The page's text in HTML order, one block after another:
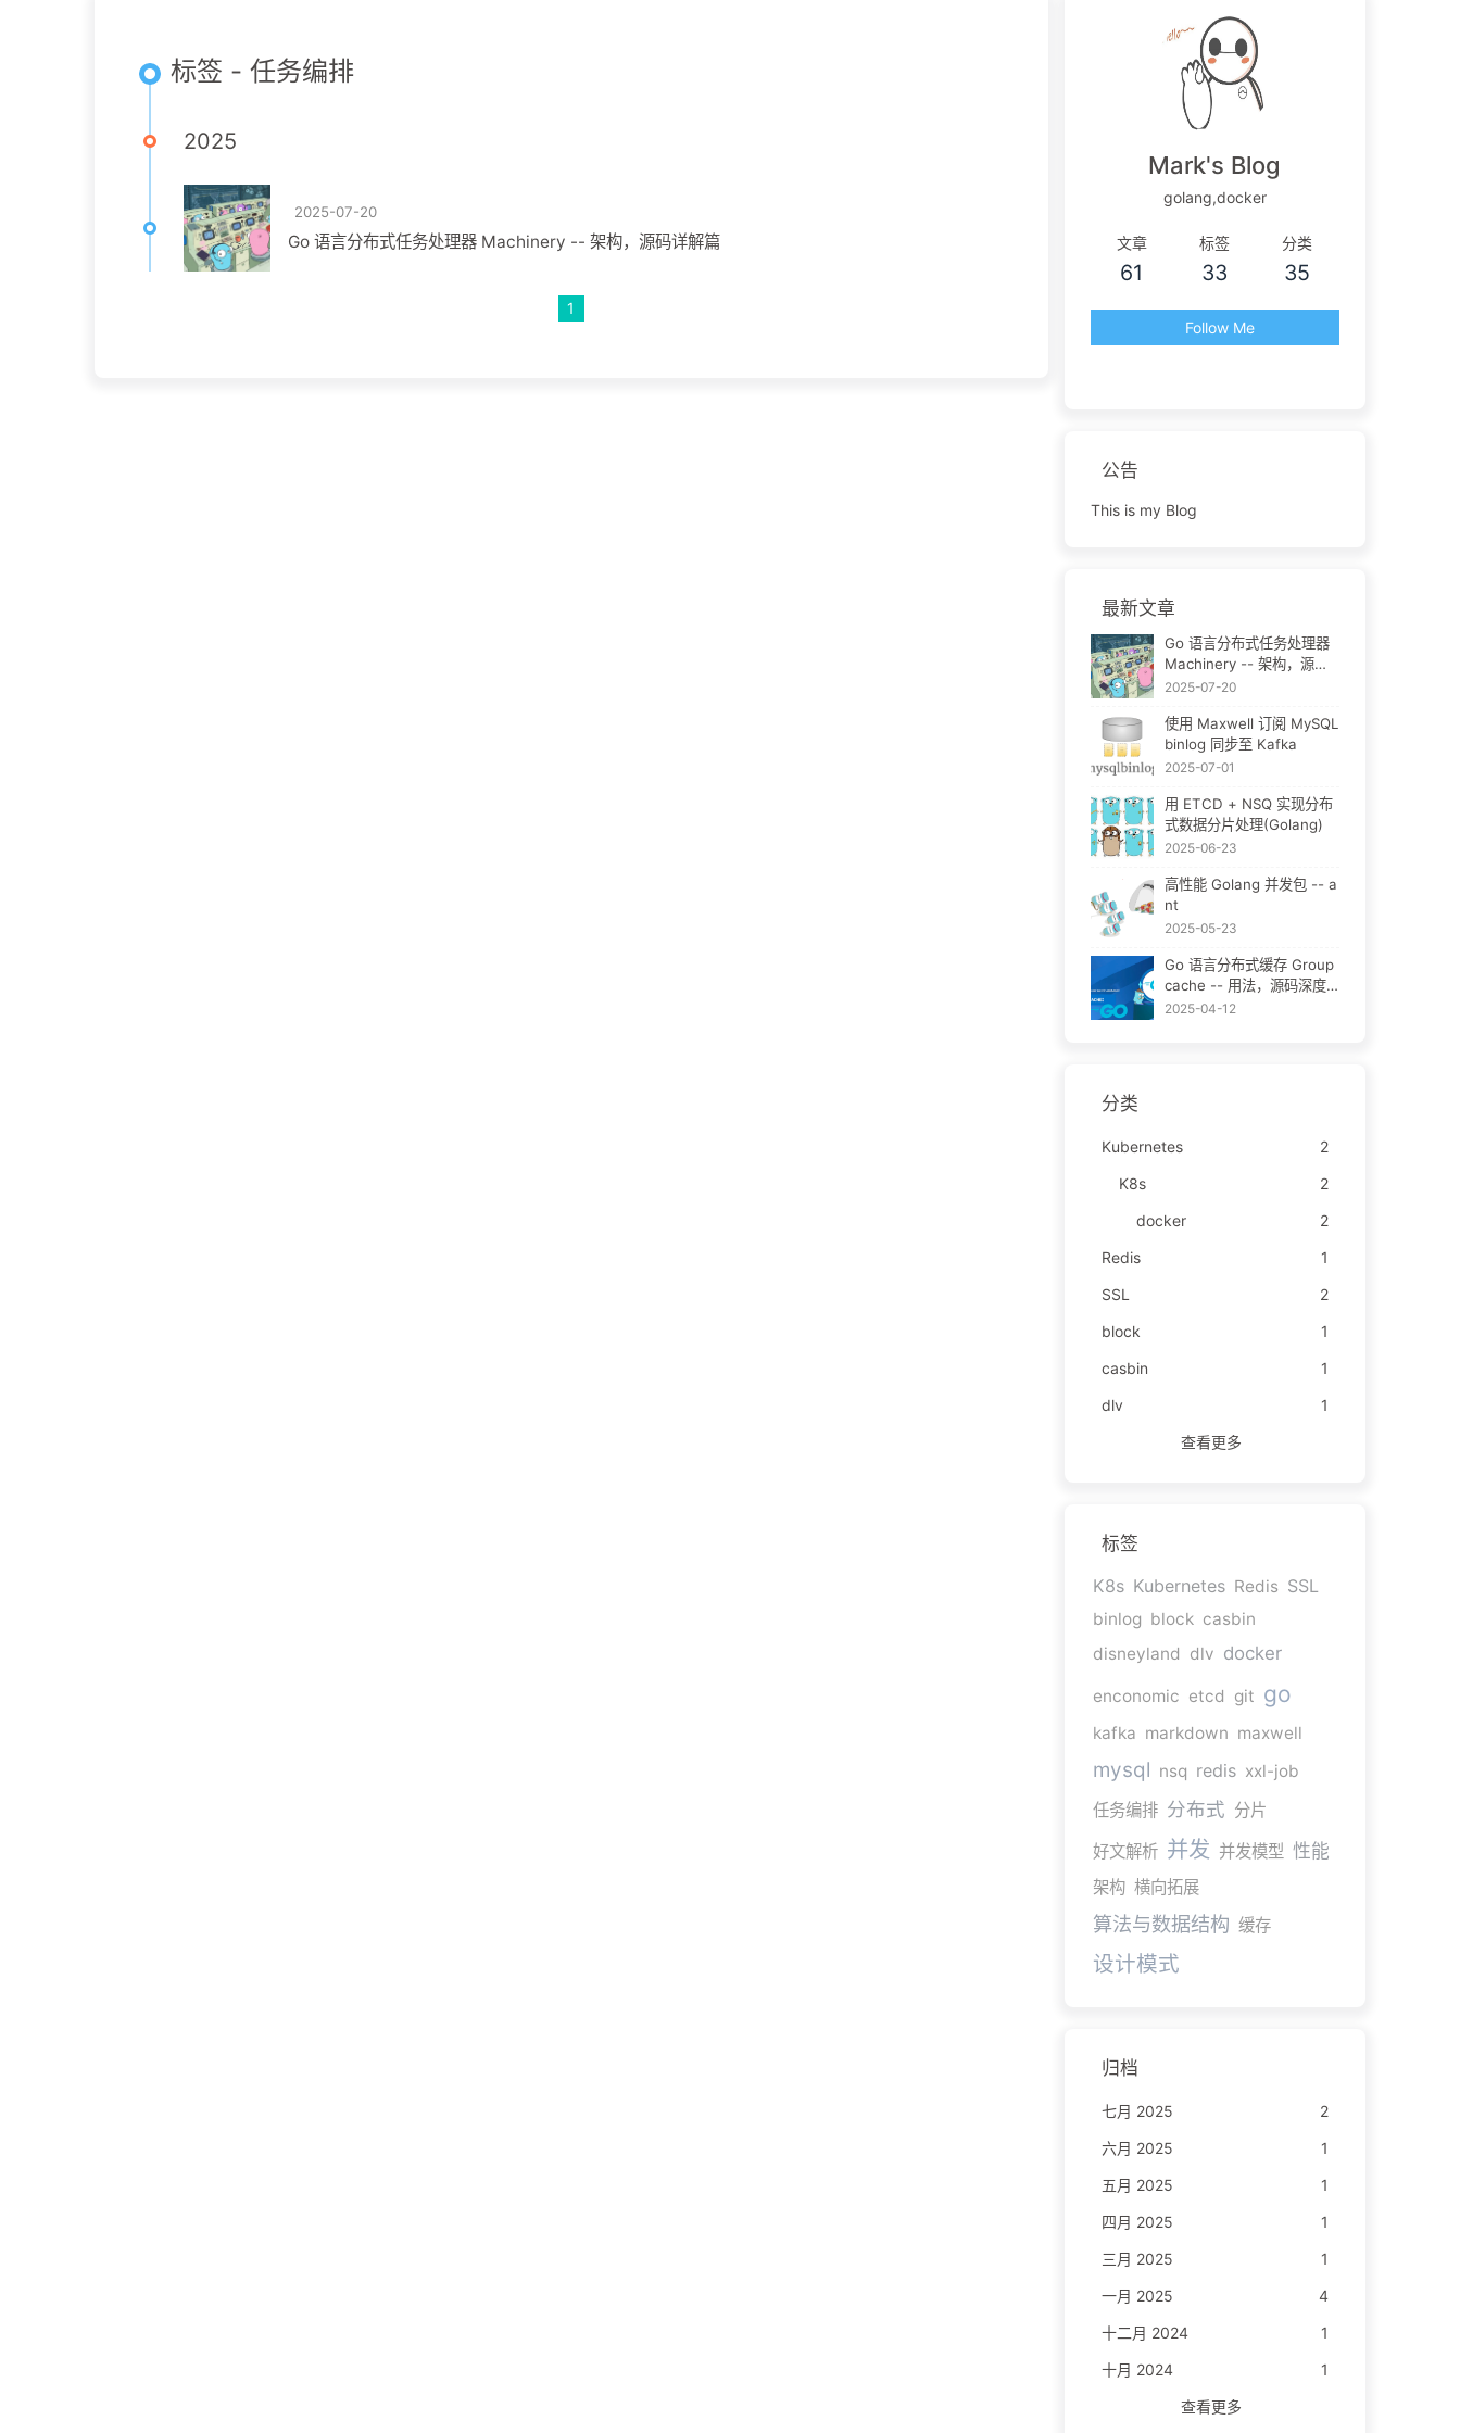
标签 - 任务编排
2025
2025-07-20
Go 语言分布式任务处理器 Machinery -- 架构，源码详解篇
1
Mark's Blog
golang,docker
文章
61
标签
33
分类
35
Follow Me
公告
This is my Blog
最新文章
Go 语言分布式任务处理器
Machinery -- 架构，源码
详解篇
2025-07-20
使用 Maxwell 订阅 MySQL
binlog 同步至 Kafka
2025-07-01
用 ETCD + NSQ 实现分布
式数据分片处理(Golang)
2025-06-23
高性能 Golang 并发包 -- a
nt
2025-05-23
Go 语言分布式缓存 Group
cache -- 用法，源码深度
解读
2025-04-12
分类
Kubernetes
2
K8s
2
docker
2
Redis
1
SSL
2
block
1
casbin
1
dlv
1
查看更多
标签
K8s Kubernetes Redis SSL
binlog block casbin
disneyland dlv docker
enconomic etcd git go
kafka markdown maxwell
mysql nsq redis xxl-job
任务编排 分布式 分片
好文解析 并发 并发模型 性能
架构 横向拓展
算法与数据结构 缓存
设计模式
归档
七月 2025
2
六月 2025
1
五月 2025
1
四月 2025
1
三月 2025
1
一月 2025
4
十二月 2024
1
十月 2024
1
查看更多